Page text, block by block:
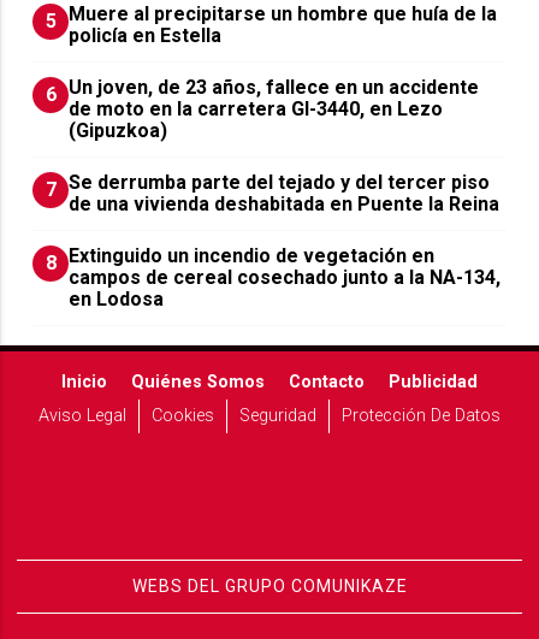
5 Muere al precipitarse un hombre que huía de la
policía en Estella
6 Un joven, de 23 años, fallece en un accidente
de moto en la carretera GI-3440, en Lezo
(Gipuzkoa)
7 Se derrumba parte del tejado y del tercer piso
de una vivienda deshabitada en Puente la Reina
8 Extinguido un incendio de vegetación en
campos de cereal cosechado junto a la NA-134,
en Lodosa
Inicio Quiénes Somos Contacto
Publicidad
Aviso Legal
Cookies Seguridad Protección De Datos
WEBS DEL GRUPO COMUNIKAZE